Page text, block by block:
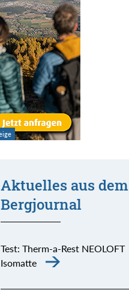
Aktuelles aus dem
Bergjournal
Test: Therm-a-Rest NEOLOFT
Isomatte